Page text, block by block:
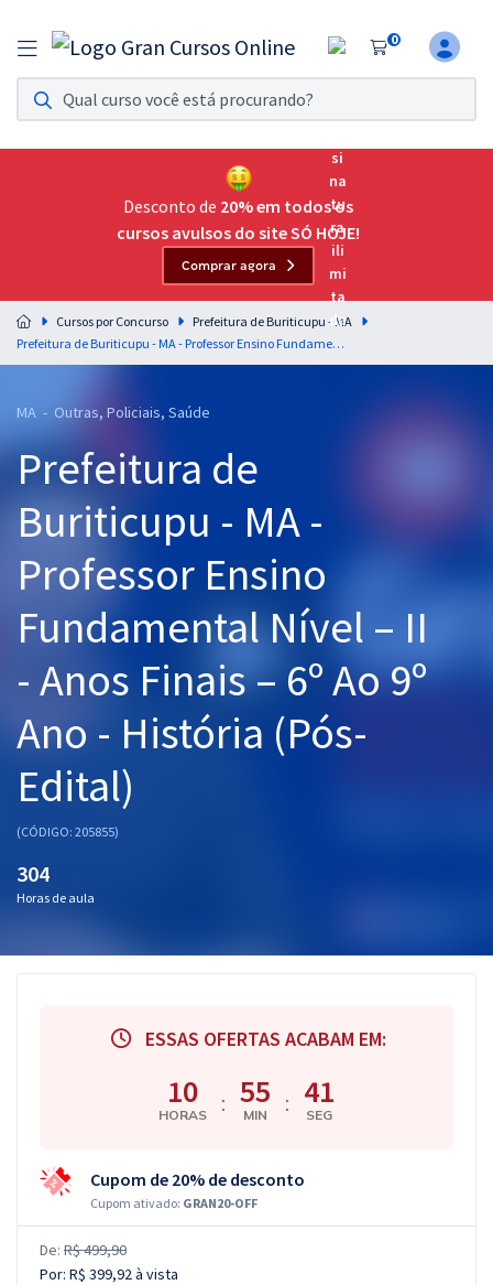
0
Assinatura Ilimitada 11
Acesso a todos os cursos. Teste grátis por 7 dias!
Assinatura OAB Até Passar
Acesso ilimitado a toda preparação para o Exame da
Residências Multiprofissionais
Preparação completa e intensiva para as principais
residências em saúde do Brasil
Cursos 20% OFF
Pós
Graduação
OAB
Questões grátis
Conteúdo gratuito
Desconto de 20% em todos os
cursos avulsos do site SÓ HOJE!
Comprar agora
Cursos por Concurso
Prefeitura de Buriticupu - MA
Prefeitura de Buriticupu - MA - Professor Ensino Fundamental Nível – II - Anos Finais – 6º Ao 9º Ano - História (Pós-Edital)
MA - Outras, Policiais, Saúde
Prefeitura de
Buriticupu - MA -
Professor Ensino
Fundamental Nível – II
- Anos Finais – 6º Ao 9º
Ano - História (Pós-
Edital)
(CÓDIGO: 205855)
304
Horas de aula
ESSAS OFERTAS ACABAM EM:
10
HORAS : 55
MIN : 41
SEG
Cupom de 20% de desconto
Cupom ativado: GRAN20-OFF
De: R$ 499,90
Por: R$ 399,92à vista